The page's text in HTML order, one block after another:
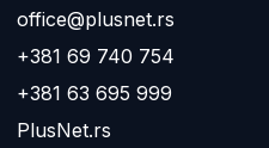
office@plusnet.rs
+381 69 740 754
+381 63 695 999
PlusNet.rs